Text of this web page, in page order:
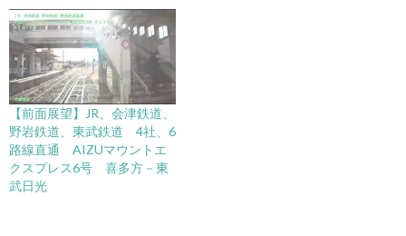
【前面展望】JR、会津鉄道、
野岩鉄道、東武鉄道 4社、6
路線直通 AIZUマウントエ
クスプレス6号 喜多方－東
武日光